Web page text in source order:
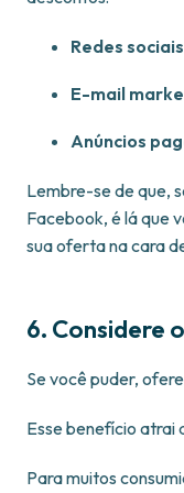
Redes sociais
E-mail
Anúncios
Lembre-se de que,
Facebook, é lá que
sua oferta na cara
6. Considere
Se você puder,
Esse benefício atrai
Para muitos